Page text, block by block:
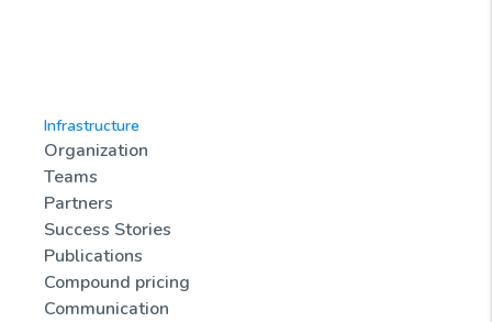
Infrastructure
Organization
Teams
Partners
Success Stories
Publications
Compound pricing
Communication